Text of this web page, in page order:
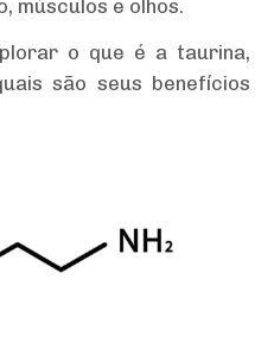
músculos e olhos.
o que é a taurina,
são seus benefícios